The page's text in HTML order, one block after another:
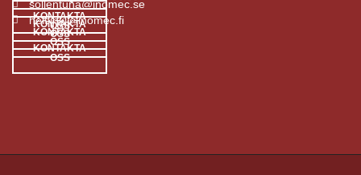
KONTAKTA
OSS
sollentuna@inomec.se
KONTAKTA
OSS
KONTAKTA
OSS
helsinki@inomec.fi
KONTAKTA
OSS